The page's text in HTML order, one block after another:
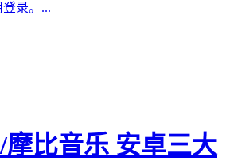
录。...
比音乐 安卓三大